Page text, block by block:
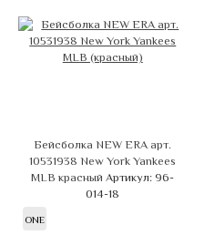
Бейсболка NEW ERA арт.
10531938 New York Yankees
MLB красныйАртикул: 96-
014-18
ONE